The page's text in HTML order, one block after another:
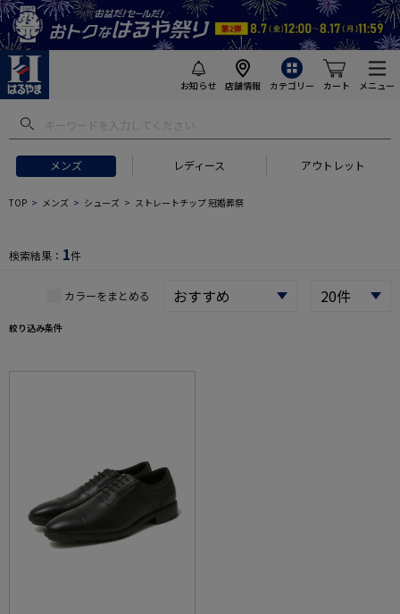
お知らせ 店舗情報 カテゴリー カート メニュー
メンズ レディース アウトレット
フトにおすすめ #セットアップ スーツ
TOP メンズ シューズ ストレートチップ 冠婚葬祭
検索結果： 1件
カラーをまとめる
絞り込み条件